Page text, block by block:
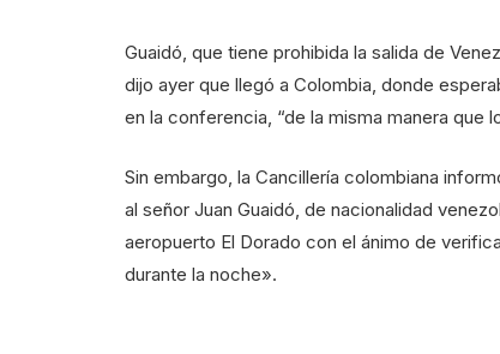
Guaidó, que tiene prohibida la salida de
dijo ayer que llegó a Colombia, donde
en la conferencia, “de la misma manera que
Sin embargo, la Cancillería colombiana
al señor Juan Guaidó, de nacionalidad
aeropuerto El Dorado con el ánimo de
durante la noche».